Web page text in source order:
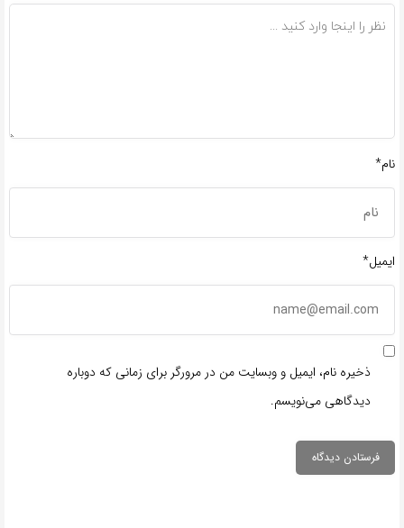
نام*
ایمیل*
ذخیره نام، ایمیل و وبسایت من در مرورگر برای زمانی که دوباره
دیدگاهی می‌نویسم.